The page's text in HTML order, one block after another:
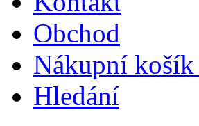
Obchod
Nákupní košík
Hledání